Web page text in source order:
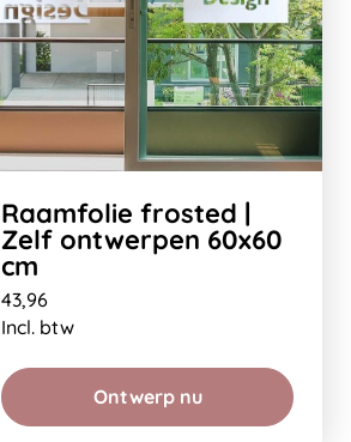
Raamfolie frosted |
Zelf ontwerpen 60x60
cm
43,96
Incl. btw
Ontwerp nu